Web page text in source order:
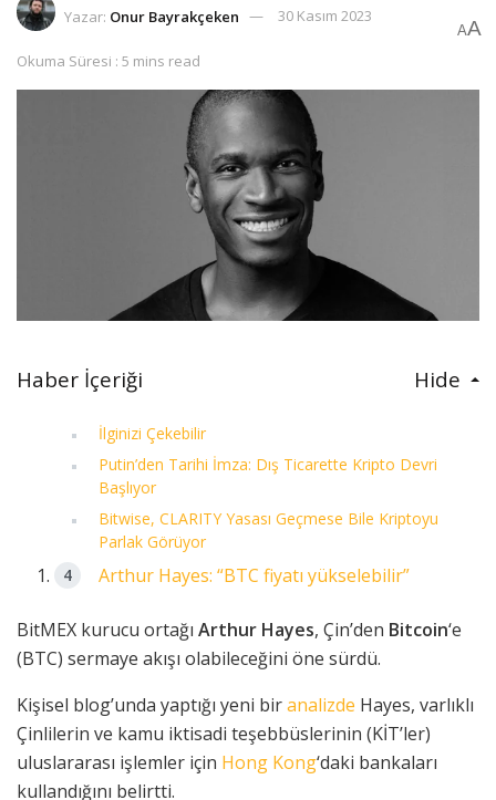
Yazar: Onur Bayrakçeken 30 Kasım 2023
Okuma Süresi : 5 mins read
AA
Haber İçeriği Hide
İlginizi Çekebilir
Putin’den Tarihi İmza: Dış Ticarette Kripto Devri
Başlıyor
Bitwise, CLARITY Yasası Geçmese Bile Kriptoyu
Parlak Görüyor
Arthur Hayes: “BTC fiyatı yükselebilir”
BitMEX kurucu ortağı Arthur Hayes, Çin’den Bitcoin‘e
(BTC) sermaye akışı olabileceğini öne sürdü.
Kişisel blog’unda yaptığı yeni biranalizde Hayes, varlıklı
Çinlilerin ve kamu iktisadi teşebbüslerinin (KİT’ler)
uluslararası işlemler için Hong Kong‘daki bankaları
kullandığını belirtti.